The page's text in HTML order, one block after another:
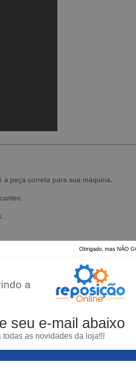
Obrigado, mas NÃO
a
seu e-mail abaixo
todas as novidades da loja!!!
a peça correta para sua máquina.
.